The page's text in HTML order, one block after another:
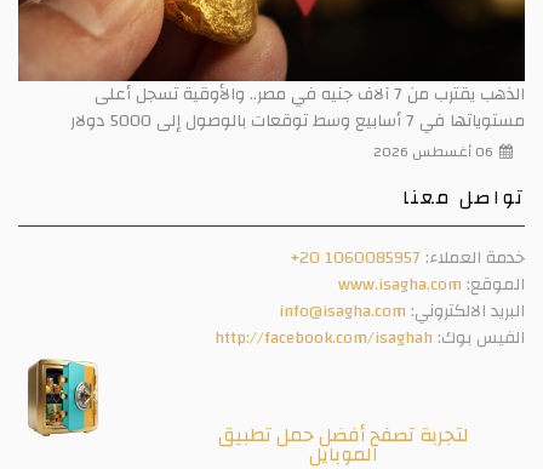
لتجربة تصفح أفضل حمل تطبيق
الموبايل
الذهب يقترب من 7 آلاف جنيه في مصر.. والأوقية تسجل أعلى
مستوياتها في 7 أسابيع وسط توقعات بالوصول إلى 5000 دولار
06 أغسطس 2026
تواصل معنا
خدمة العملاء: +20 1060085957
الموقع: www.isagha.com
البريد الالكتروني: info@isagha.com
الفيس بوك: http://facebook.com/isaghah